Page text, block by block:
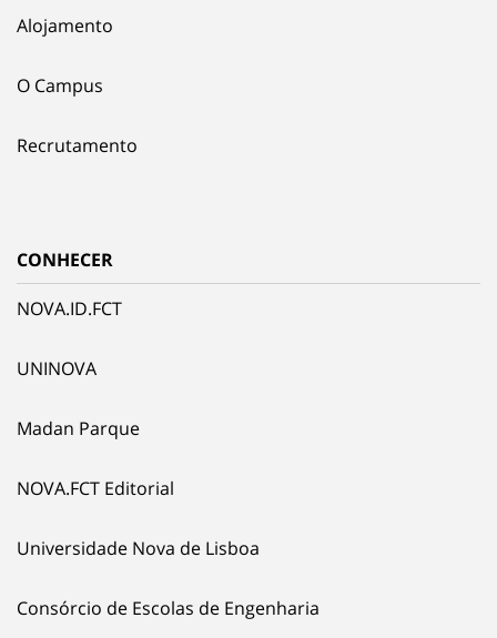
Alojamento
O Campus
Recrutamento
CONHECER
NOVA.ID.FCT
UNINOVA
Madan Parque
NOVA.FCT Editorial
Universidade Nova de Lisboa
Consórcio de Escolas de Engenharia